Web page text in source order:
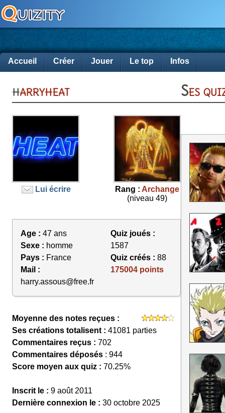
Accueil Créer Jouer Le top Infos
harryheat
Lui écrire Rang : Archange
(niveau 49)
Age : 47 ans
Sexe : homme
Pays : France
Mail :
harry.assous@free.fr
Quiz joués :
1587
Quiz créés : 88
175004 points
Moyenne des notes reçues :
Ses créations totalisent : 41081 parties
Commentaires reçus : 702
Commentaires déposés : 944
Score moyen aux quiz : 70.25%
Inscrit le : 9 août 2011
Dernière connexion le : 30 octobre 2025
Ses